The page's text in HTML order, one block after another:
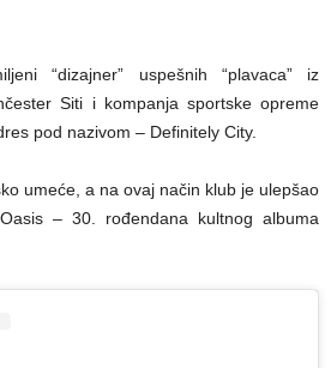
“dizajner” uspešnih “plavaca” iz
Siti i kompanja sportske opreme
pod nazivom – Definitely City.
umeće, a na ovaj način klub je ulepšao
– 30. rođendana kultnog albuma